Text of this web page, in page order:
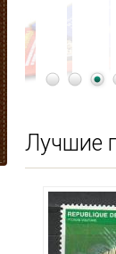
Лучшие